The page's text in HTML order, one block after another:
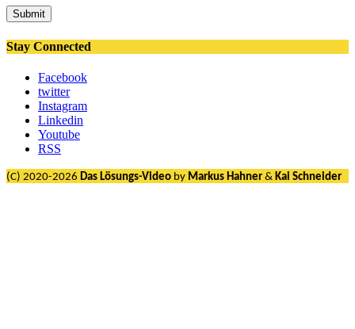
Submit
Stay Connected
Facebook
twitter
Instagram
Linkedin
Youtube
RSS
(C) 2020-2026 Das Lösungs-Video by Markus Hahner & Kai Schneider